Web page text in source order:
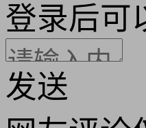
登录后可
发送